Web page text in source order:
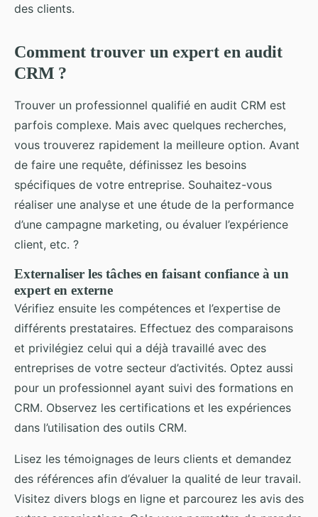
des clients.
Comment trouver un expert en audit
CRM ?
Trouver un professionnel qualifié en audit CRM est
parfois complexe. Mais avec quelques recherches,
vous trouverez rapidement la meilleure option. Avant
de faire une requête, définissez les besoins
spécifiques de votre entreprise. Souhaitez-vous
réaliser une analyse et une étude de la performance
d’une campagne marketing, ou évaluer l’expérience
client, etc. ?
Externaliser les tâches en faisant confiance à un
expert en externe
Vérifiez ensuite les compétences et l’expertise de
différents prestataires. Effectuez des comparaisons
et privilégiez celui qui a déjà travaillé avec des
entreprises de votre secteur d’activités. Optez aussi
pour un professionnel ayant suivi des formations en
CRM. Observez les certifications et les expériences
dans l’utilisation des outils CRM.
Lisez les témoignages de leurs clients et demandez
des références afin d’évaluer la qualité de leur travail.
Visitez divers blogs en ligne et parcourez les avis des